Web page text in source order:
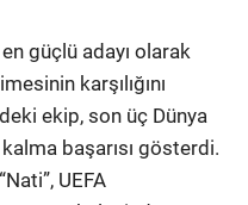
güçlü adayı olarak
karşılığını
ekip, son üç Dünya
başarısı gösterdi.
UEFA